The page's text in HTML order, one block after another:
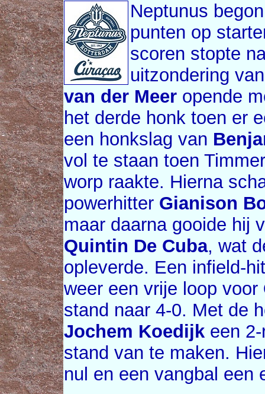
Neptunus
punten op
scoren stopte
uitzondering
van der Meeropende
het derde honk toen er
een honkslag van
vol te staan toen
worp raakte. Hierna
powerhitter Gianison
maar daarna gooide hij
Quintin De Cuba, wat
opleverde. Een infield-
weer een vrije loop voor
stand naar 4-0. Met de
Jochem Koedijkeen 2-
stand van te maken.
nul en een vangbal een